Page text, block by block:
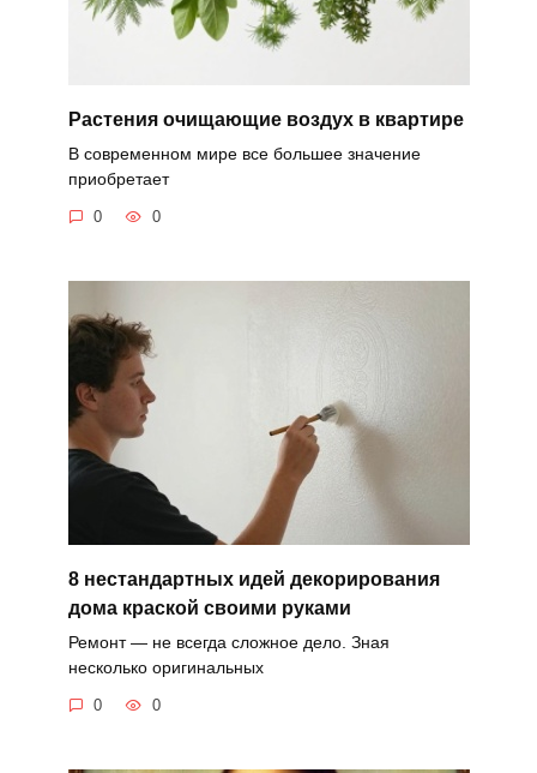
Растения очищающие воздух в квартире
В современном мире все большее значение
приобретает
0 0
8 нестандартных идей декорирования
дома краской своими руками
Ремонт — не всегда сложное дело. Зная
несколько оригинальных
0 0